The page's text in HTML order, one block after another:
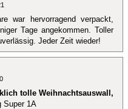
war hervorragend verpackt,
Tage angekommen. Toller
Jeder Zeit wieder!
tolle Weihnachtsauswall,
Super 1A